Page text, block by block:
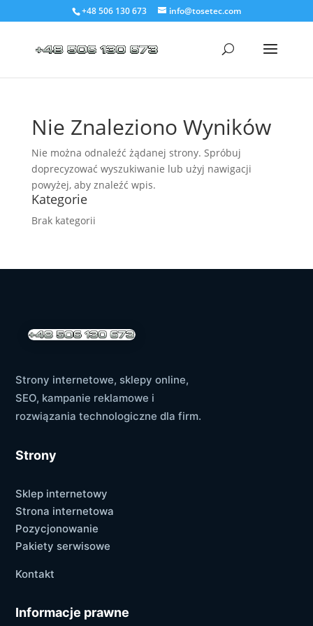
+48 506 130 673 info@tosetec.com
Nie Znaleziono Wyników
Nie można odnaleźć żądanej strony. Spróbuj
doprecyzować wyszukiwanie lub użyj nawigacji
powyżej, aby znaleźć wpis.
Kategorie
Brak kategorii
Strony internetowe, sklepy online,
SEO, kampanie reklamowe i
rozwiązania technologiczne dla firm.
Strony
Sklep internetowy
Strona internetowa
Pozycjonowanie
Pakiety serwisowe
Kontakt
Informacje prawne